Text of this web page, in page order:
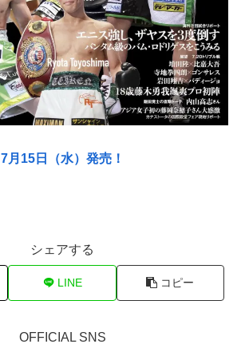
7月15日（水）発売！
シェアする
LINE コピー
OFFICIAL SNS